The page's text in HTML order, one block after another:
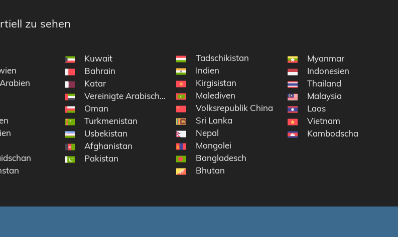
zu sehen
Kuwait
Bahrain
Katar
Vereinigte Arabische Emirate
Oman
Turkmenistan
Usbekistan
Afghanistan
Pakistan
Tadschikistan
Indien
Kirgisistan
Malediven
Volksrepublik China
Sri Lanka
Nepal
Mongolei
Bangladesch
Bhutan
Myanmar
Indonesien
Thailand
Malaysia
Laos
Vietnam
Kambodscha